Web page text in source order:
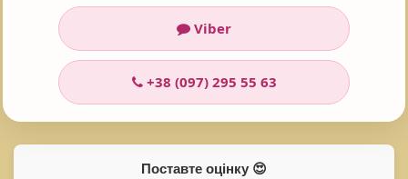
листя розмарину, екстракт фіалки триколірної (братки), ефірна
олія ялівцю, етілгексілгліцерін, токоферол, ксантанова камедь,
лимонна кислота, ароматизатор (парфум), лімонен, ліналоол,
хлорфенесін, бензоат натрію, сорбат калію, карамель.
Поставте оцінку 😍
Viber
+38 (097) 295 55 63